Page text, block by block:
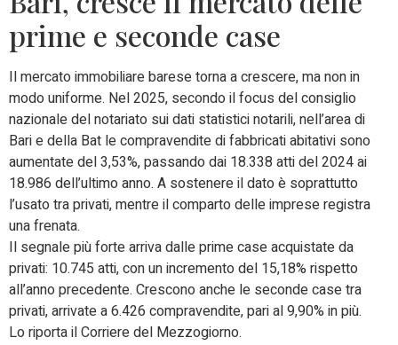
prime e seconde case
Il mercato immobiliare barese torna a crescere, ma non in
modo uniforme. Nel 2025, secondo il focus del consiglio
nazionale del notariato sui dati statistici notarili, nell’area di
Bari e della Bat le compravendite di fabbricati abitativi sono
aumentate del 3,53%, passando dai 18.338 atti del 2024 ai
18.986 dell’ultimo anno. A sostenere il dato è soprattutto
l’usato tra privati, mentre il comparto delle imprese registra
una frenata.
Il segnale più forte arriva dalle prime case acquistate da
privati: 10.745 atti, con un incremento del 15,18% rispetto
all’anno precedente. Crescono anche le seconde case tra
privati, arrivate a 6.426 compravendite, pari al 9,90% in più.
Lo riporta il Corriere del Mezzogiorno.